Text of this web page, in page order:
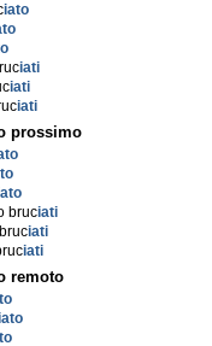
iato
iati
iati
iati
prossimo
bruciati
iati
iati
remoto